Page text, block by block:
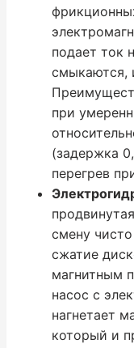
подает ток
смыкаются,
при
(задержка
перегрев
смену
сжатие
магнитным
насос с
нагнетает
который и